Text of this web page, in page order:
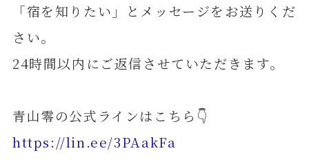
「宿を知りたい」とメッセージをお送りくだ
さい。
24時間以内にご返信させていただきます。
青山零の公式ラインはこちら👇
https://lin.ee/3PAakFa